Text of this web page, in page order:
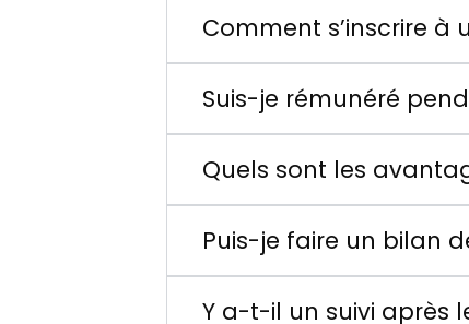
Comment s’inscrire
Suis-je rémunéré
Quels sont les
Puis-je faire un bilan
Y a-t-il un suivi après